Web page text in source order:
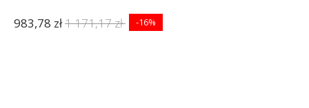
983,78 zł1 171,17 zł -16%